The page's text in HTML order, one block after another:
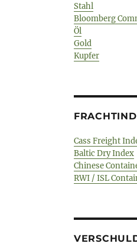
Stahl
Bloomberg
Öl
Gold
Kupfer
Cass Freight
Baltic Dry Index
Chinese
RWI / ISL